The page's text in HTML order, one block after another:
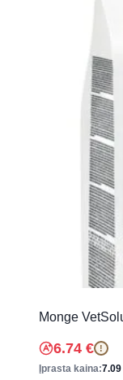
Monge
6.74 € !
Įprasta kaina:7.09